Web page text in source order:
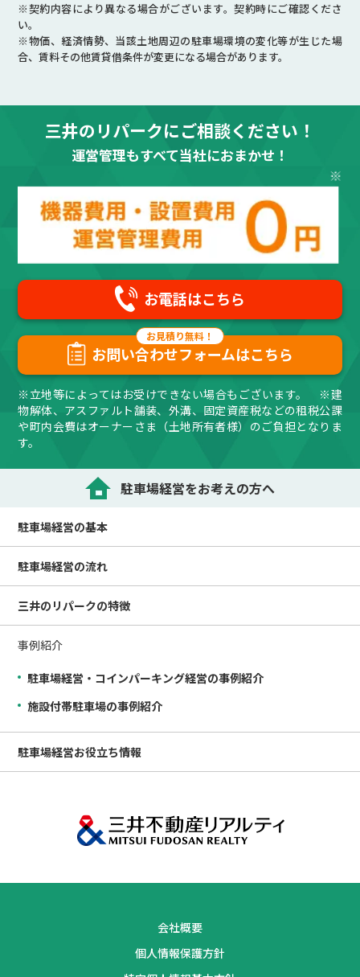
※契約内容により異なる場合がございます。契約時にご確認くださ
い。
※物価、経済情勢、当該土地周辺の駐車場環境の変化等が生じた場
合、賃料その他賃貸借条件が変更になる場合があります。
三井のリパークにご相談ください！
運営管理もすべて当社におまかせ！
お電話はこちら
お問い合わせフォームはこちら
※立地等によってはお受けできない場合もございます。 ※建
物解体、アスファルト舗装、外溝、固定資産税などの租税公課
や町内会費はオーナーさま（土地所有者様）のご負担となりま
す。
駐車場経営をお考えの方へ
駐車場経営の基本
駐車場経営の流れ
三井のリパークの特徴
事例紹介
駐車場経営・コインパーキング経営の事例紹介
施設付帯駐車場の事例紹介
駐車場経営お役立ち情報
会社概要
個人情報保護方針